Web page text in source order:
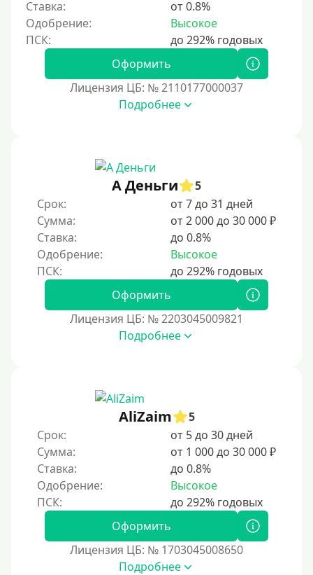
Ставка:
от 0.8%
Одобрение:
Высокое
Оформить
Лицензия ЦБ: № 2110177000037
Подробнее
А Деньги
5
Срок:
от 7 до 31 дней
Сумма:
от 2 000 до 30 000 ₽
Ставка:
до 0.8%
Одобрение:
Высокое
Оформить
Лицензия ЦБ: № 2203045009821
Подробнее
AliZaim
5
Срок:
от 5 до 30 дней
Сумма:
от 1 000 до 30 000 ₽
Ставка:
до 0.8%
Одобрение:
Высокое
Оформить
Лицензия ЦБ: № 1703045008650
Подробнее